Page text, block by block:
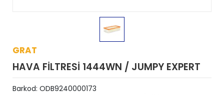
GRAT
HAVA FİLTRESİ 1444WN / JUMPY EXPERT
Barkod: ODB9240000173